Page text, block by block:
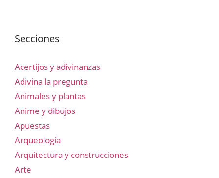
Secciones
Acertijos y adivinanzas
Adivina la pregunta
Animales y plantas
Anime y dibujos
Apuestas
Arqueología
Arquitectura y construcciones
Arte